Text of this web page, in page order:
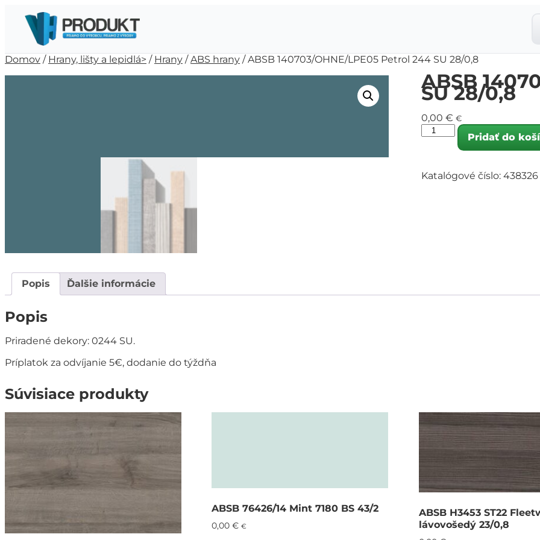
Domov / Hrany, lišty a lepidlá> / Hrany /ABS hrany / ABSB 140703/OHNE/LPE05 Petrol 244 SU 28/0,8
ABSB
SU 28/0,8
0,00 € €
Pridať do
Katalógové číslo: 438326
Popis Ďalšie informácie
Popis
Priradené dekory: 0244 SU.
Príplatok za odvíjanie 5€, dodanie do týždňa
Súvisiace produkty
ABSB 76426/14 Mint 7180 BS 43/2
0,00€ €
ABSB H3453 ST22
lávovošedý 23/0,8